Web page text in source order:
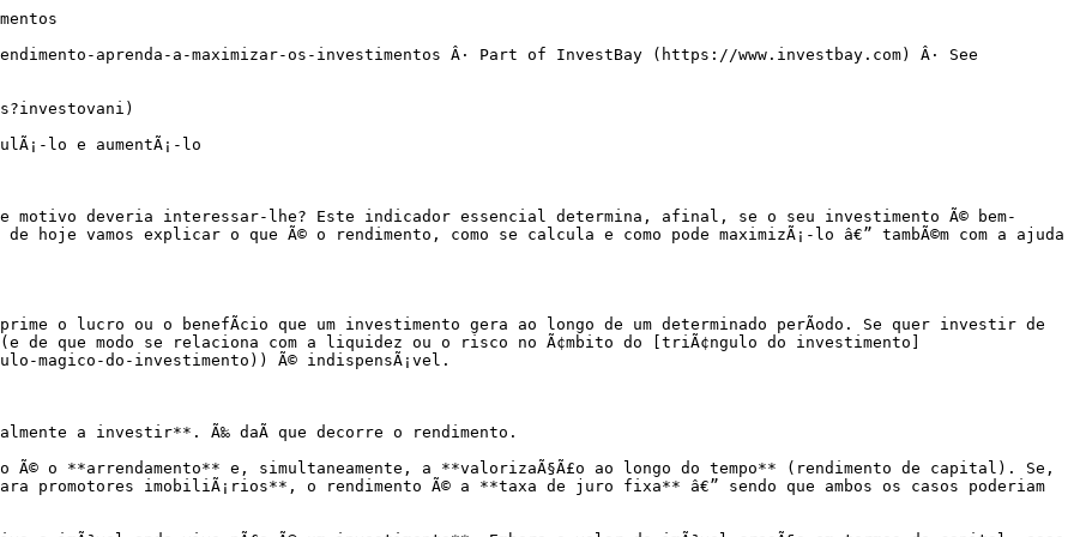
000 KÄ na conta.

Para investir com sucesso Ã© essencial compreender ambos os conceitos e usÃ¡-los na tomada de decisÃµes, para que o investimento seja rentÃ¡vel e, ao mesmo tempo, sustentÃ¡vel.

### Os investimentos mais rentÃ¡veis: como encontrÃ¡-los?

Encontrar o investimento mais rentÃ¡vel Ã© o sonho de todos os investidores. No entanto, um rendimento elevado traz, muitas vezes, tambÃ©m um risco mais elevado. Para poder decidir corretamente, deve, naturalmente, saber antes de mais em que estÃ¡ a investir (veja o nosso *PrefÃ¡cio importante* no inÃ­cio do artigo). Tenha ainda em conta:

- A rentabilidade do investimento.

- A duraÃ§Ã£o do horizonte de investimento.

- O nÃ­vel de risco do investimento em causa.

O **investimento imobiliÃ¡rio** estÃ¡ entre as opÃ§Ãµes preferidas, porque combina estabilidade com potencial de crescimento. Os imÃ³veis podem proporcionar-lhe um rendiment